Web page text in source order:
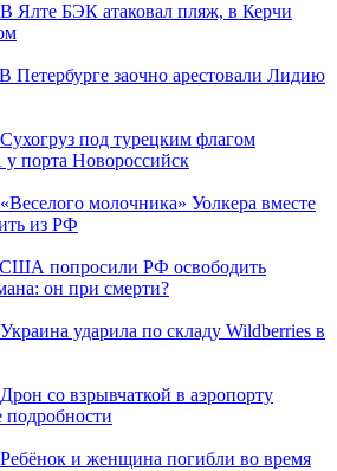
В Ялте БЭК атаковал пляж, в Керчи
В Петербурге заочно арестовали Лидию
Сухогруз под турецким флагом
порта Новороссийск
«Веселого молочника» Уолкера вместе
из РФ
США попросили РФ освободить
он при смерти?
Украина ударила по складу Wildberries в
Дрон со взрывчаткой в аэропорту
подробности
Ребёнок и женщина погибли во время